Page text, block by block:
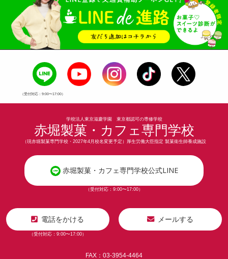
（受付対応：9:00〜17:00）
学校法人東京滋慶学園 東京都認可の専修学校
赤堀製菓・カフェ専門学校
（現赤堀製菓専門学校・2027年4月校名変更予定）厚生労働大臣指定 製菓衛生師養成施設
赤堀製菓・カフェ専門学校公式LINE
（受付対応：9:00〜17:00）
電話をかける
（受付対応：9:00〜17:00）
メールする
FAX：03-3954-4464